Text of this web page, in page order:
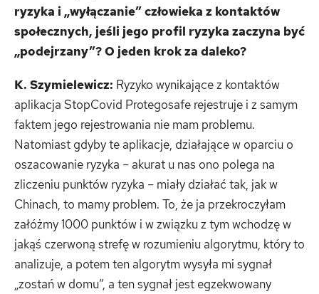
ryzyka i „wyłączanie” człowieka z kontaktów
społecznych, jeśli jego profil ryzyka zaczyna być
„podejrzany”? O jeden krok za daleko?
K. Szymielewicz: Ryzyko wynikające z kontaktów
aplikacja StopCovid Protegosafe rejestruje i z samym
faktem jego rejestrowania nie mam problemu.
Natomiast gdyby te aplikacje, działające w oparciu o
oszacowanie ryzyka – akurat u nas ono polega na
zliczeniu punktów ryzyka – miały działać tak, jak w
Chinach, to mamy problem. To, że ja przekroczyłam
załóżmy 1000 punktów i w związku z tym wchodzę w
jakąś czerwoną strefę w rozumieniu algorytmu, który to
analizuje, a potem ten algorytm wysyła mi sygnał
„zostań w domu”, a ten sygnał jest egzekwowany